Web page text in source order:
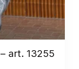
art. 13255